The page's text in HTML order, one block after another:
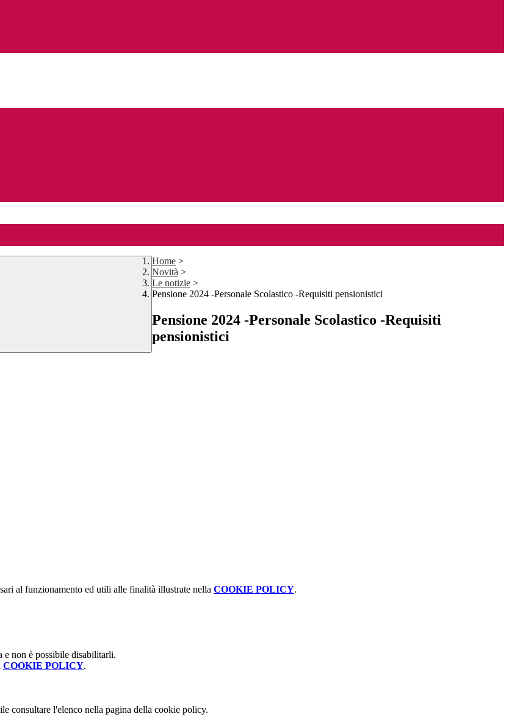
Home >
Novità >
Le notizie >
Pensione 2024 -Personale Scolastico -Requisiti pensionistici
Pensione 2024 -Personale Scolastico -Requisiti
pensionistici
al funzionamento ed utili alle finalità illustrate nella COOKIE POLICY.
e non è possibile disabilitarli.
COOKIE POLICY.
consultare l'elenco nella pagina della cookie policy.